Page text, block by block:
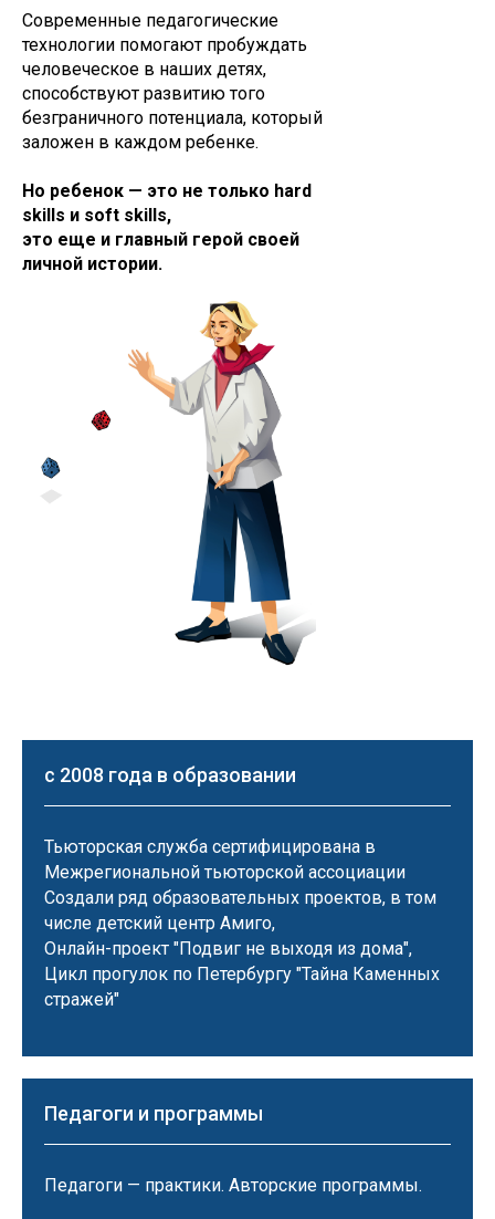
Современные педагогические
технологии помогают пробуждать
человеческое в наших детях,
способствуют развитию того
безграничного потенциала, который
заложен в каждом ребенке.
Но ребенок — это не только hard
skills и soft skills,
это еще и главный герой своей
личной истории.
с 2008 года в образовании
Тьюторская служба сертифицирована в
Межрегиональной тьюторской ассоциации
Создали ряд образовательных проектов, в том
числе детский центр Амиго,
Онлайн-проект "Подвиг не выходя из дома",
Цикл прогулок по Петербургу "Тайна Каменных
стражей"
Педагоги и программы
Педагоги — практики. Авторские программы.